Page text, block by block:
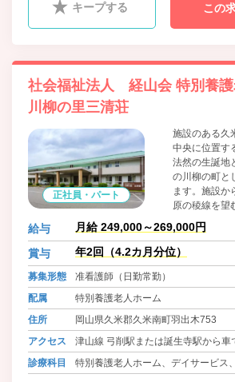
キープする この
社会福祉法人 経山会 特別養
川柳の里三清荘
正社員・パート
施設のある久
中央に位置す
法然の生誕地
の川柳の町と
ます。施設か
原の稜線を望
かな環境に恵
車で岡山市中
中心部から30
給与 月給 249,000～269,000円
賞与 年2回（4.2カ月分位）
募集形態
准看護師（日勤常勤）
配属
特別養護老人ホーム
住所
岡山県久米郡久米南町羽出木753
アクセス
津山線 弓削駅または誕生寺駅から車
姫新線 西勝間田駅から車で約20分
診療科目 特別養護老人ホーム、デイサービス